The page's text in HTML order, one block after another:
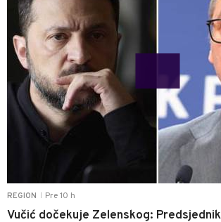
REGION Pre 10 h
Vučić dočekuje Zelenskog: